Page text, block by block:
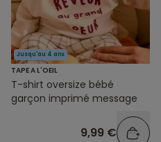
Jusqu'au 4 ans
TAPE A L'OEIL
T-shirt oversize bébé
garçon imprimé message
9,99 €